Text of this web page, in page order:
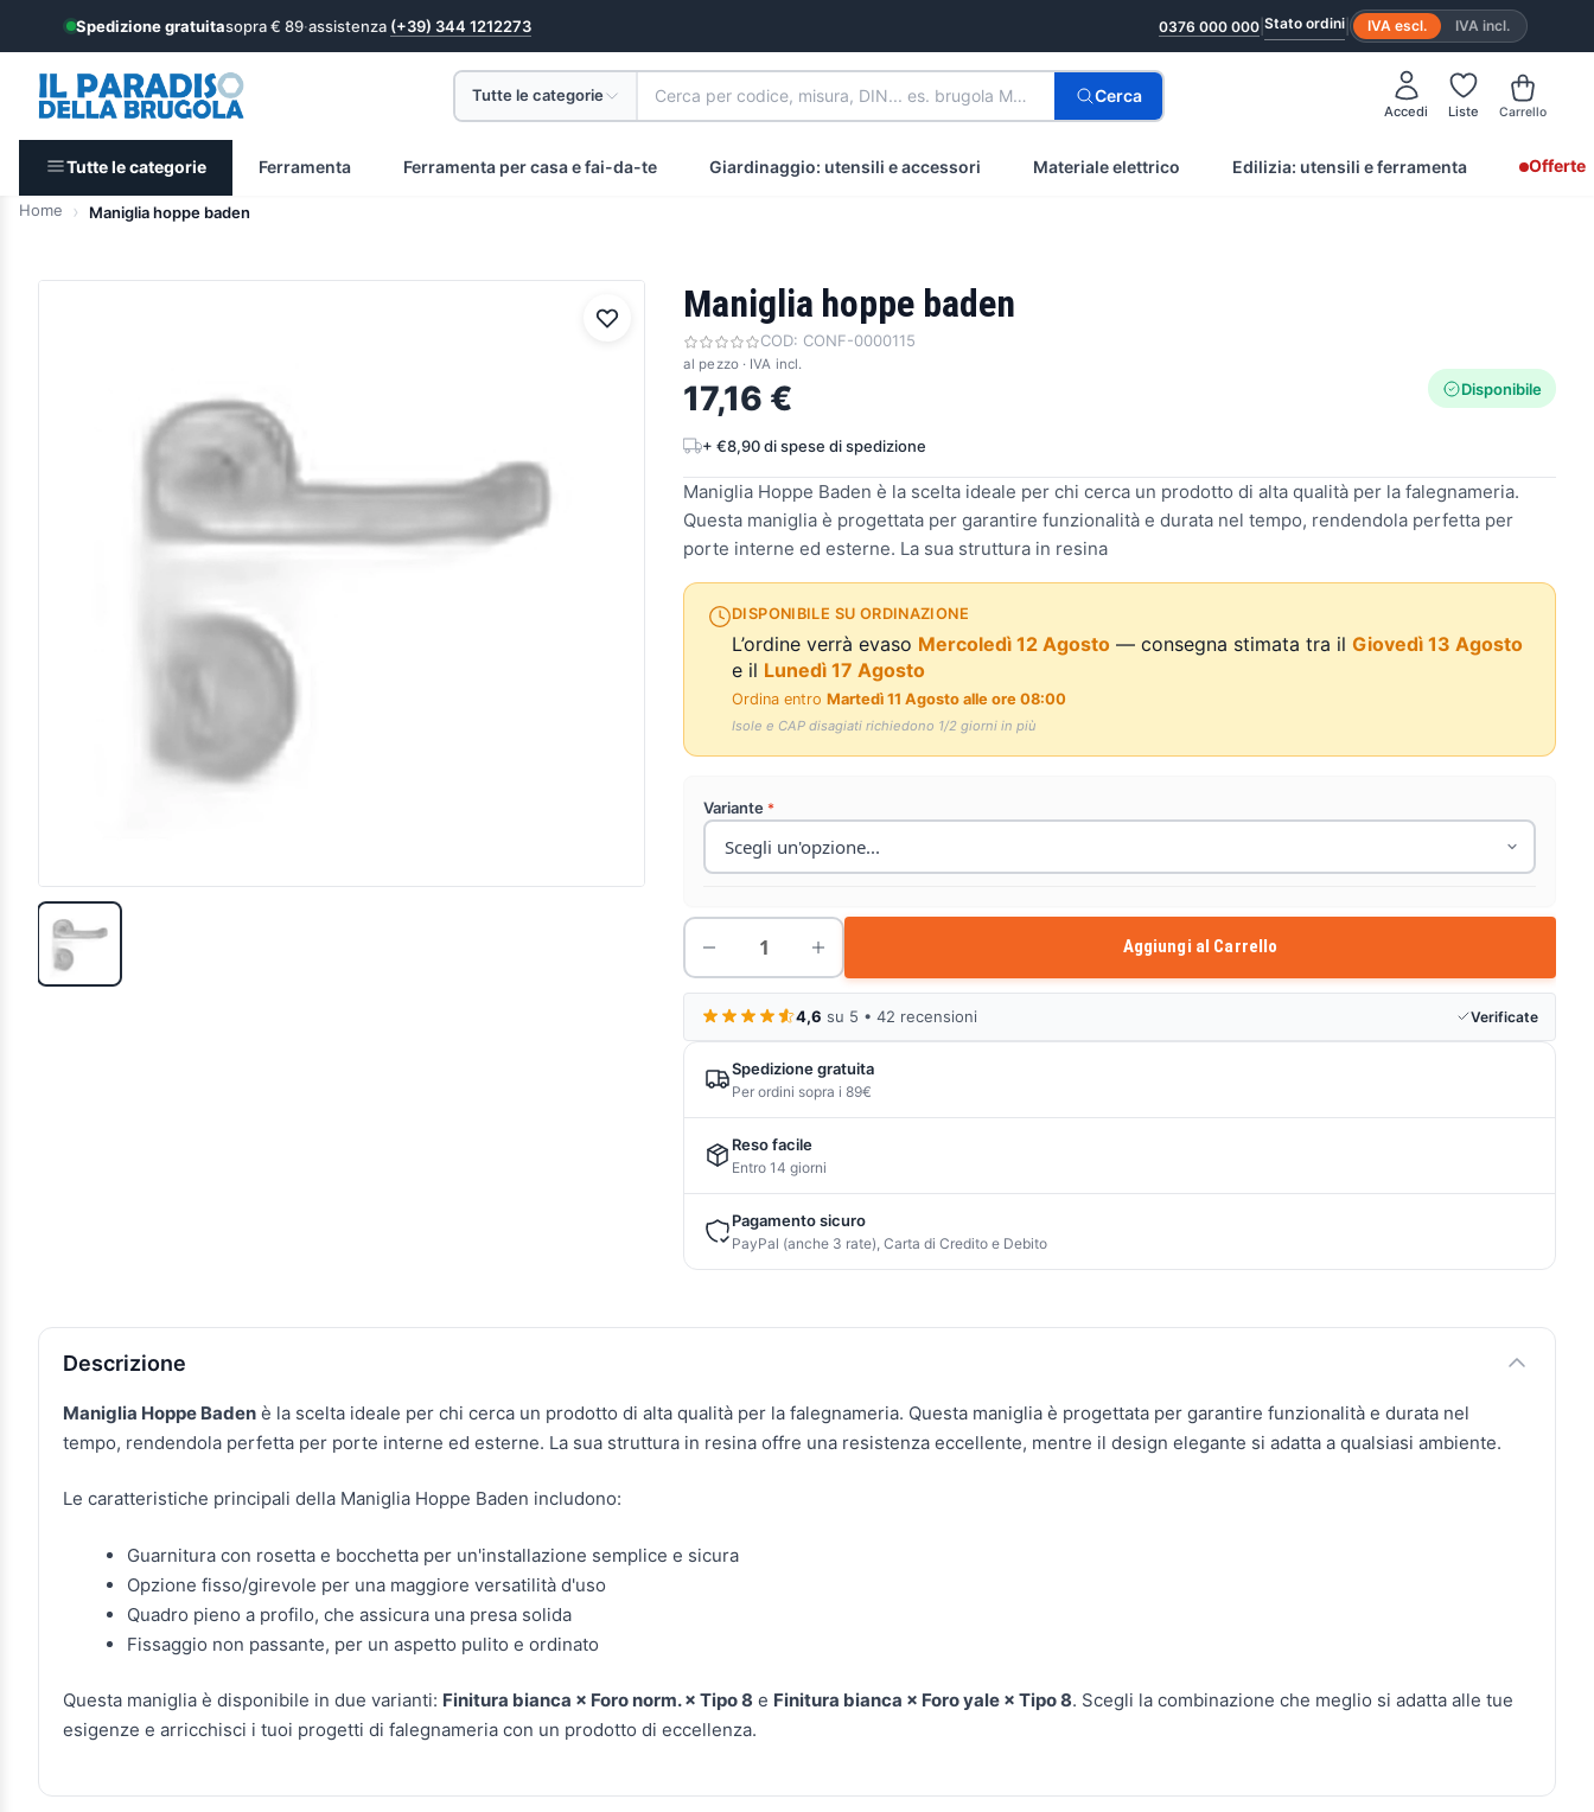
Spedizione gratuitasopra € 89·assistenza (+39) 344 1212273 0376 000 000 Stato ordini IVA escl. IVA incl.
Tutte le categorie Cerca per codice, misura, DIN... es. brugola M8 inox Cerca
Accedi Liste Carrello
Tutte le categorie Ferramenta Ferramenta per casa e fai-da-te Giardinaggio: utensili e accessori Materiale elettrico Edilizia: utensili e ferramenta Offerte
Home Maniglia hoppe baden
Maniglia hoppe baden
COD: CONF-0000115
al pezzo · IVA incl.
17,16 € Disponibile
+ €8,90 di spese di spedizione
Maniglia Hoppe Baden è la scelta ideale per chi cerca un prodotto di alta qualità per la falegnameria.
Questa maniglia è progettata per garantire funzionalità e durata nel tempo, rendendola perfetta per
porte interne ed esterne. La sua struttura in resina
DISPONIBILE SU ORDINAZIONE
L’ordine verrà evaso Mercoledì 12 Agosto — consegna stimata tra il Giovedì 13 Agosto
e il Lunedì 17 Agosto
Ordina entro Martedì 11 Agosto alle ore 08:00
Isole e CAP disagiati richiedono 1/2 giorni in più
Variante
Aggiungi al Carrello
4,6 su 5 • 42 recensioni Verificate
Spedizione gratuita
Per ordini sopra i 89€
Reso facile
Entro 14 giorni
Pagamento sicuro
PayPal (anche 3 rate), Carta di Credito e Debito
Descrizione e caratteristiche
Descrizione
Maniglia Hoppe Baden è la scelta ideale per chi cerca un prodotto di alta qualità per la falegnameria. Questa maniglia è progettata per garantire funzionalità e durata nel
tempo, rendendola perfetta per porte interne ed esterne. La sua struttura in resina offre una resistenza eccellente, mentre il design elegante si adatta a qualsiasi ambiente.
Le caratteristiche principali della Maniglia Hoppe Baden includono:
Guarnitura con rosetta e bocchetta per un'installazione semplice e sicura
Opzione fisso/girevole per una maggiore versatilità d'uso
Quadro pieno a profilo, che assicura una presa solida
Fissaggio non passante, per un aspetto pulito e ordinato
Questa maniglia è disponibile in due varianti: Finitura bianca × Foro norm. × Tipo 8 e Finitura bianca × Foro yale × Tipo 8. Scegli la combinazione che meglio si adatta alle tue
esigenze e arricchisci i tuoi progetti di falegnameria con un prodotto di eccellenza.